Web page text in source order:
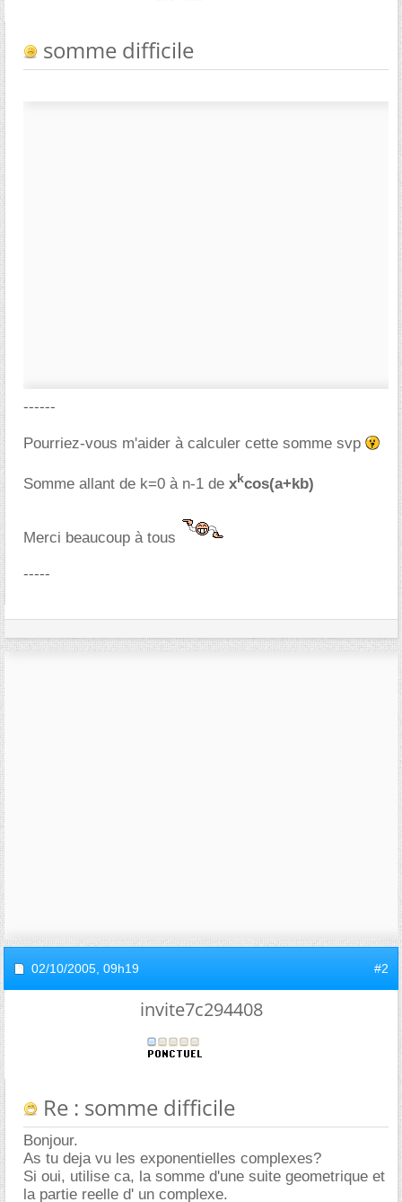
somme difficile
------
Pourriez-vous m'aider à calculer cette somme svp
Somme allant de k=0 à n-1 de xkcos(a+kb)
Merci beaucoup à tous
-----
02/10/2005, 09h19 #2
invite7c294408
Re : somme difficile
Bonjour.
As tu deja vu les exponentielles complexes?
Si oui, utilise ca, la somme d'une suite geometrique et
la partie reelle d' un complexe.